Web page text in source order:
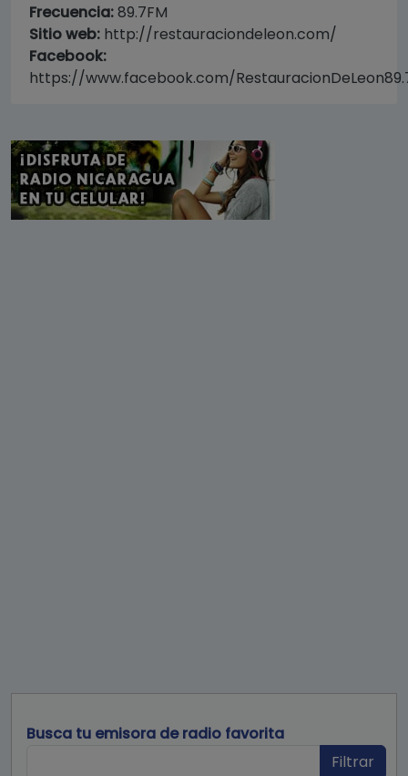
Frecuencia:89.7FM
Sitio web: http://restauraciondeleon.com/
Facebook:
https://www.facebook.com/
Busca tu emisora de radio favorita
Filtrar